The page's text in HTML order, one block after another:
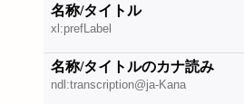
名称/タイトル
xl:prefLabel
名称/タイトルのカナ読み
ndl:transcription@ja-Kana